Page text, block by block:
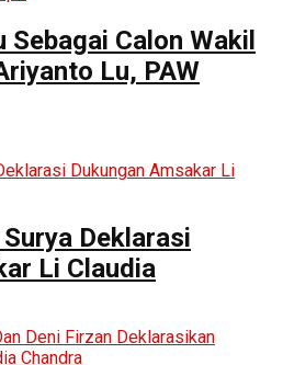
Sebagai Calon Wakil
Lu, PAW
Deklarasi
Li Claudia